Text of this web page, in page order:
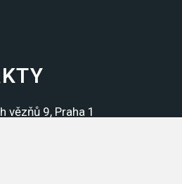
vězňů 9, Praha 1